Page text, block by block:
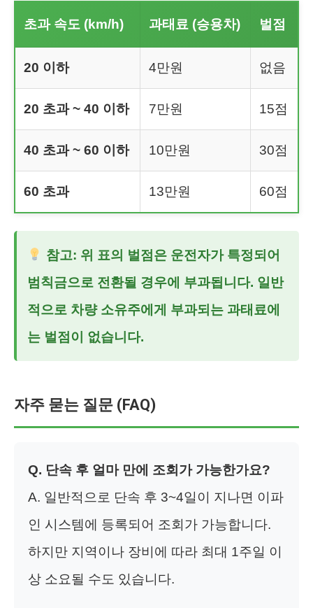
초과 속도 (km/h) 과태료 (승용차) 벌점
20 이하 4만원 없음
20 초과 ~ 40 이하 7만원 15점
40 초과 ~ 60 이하 10만원 30점
60 초과 13만원 60점
참고: 위 표의 벌점은 운전자가 특정되어
범칙금으로 전환될 경우에 부과됩니다. 일반
적으로 차량 소유주에게 부과되는 과태료에
는 벌점이 없습니다.
자주 묻는 질문 (FAQ)
Q. 단속 후 얼마 만에 조회가 가능한가요?
A. 일반적으로 단속 후 3~4일이 지나면 이파
인 시스템에 등록되어 조회가 가능합니다.
하지만 지역이나 장비에 따라 최대 1주일 이
상 소요될 수도 있습니다.